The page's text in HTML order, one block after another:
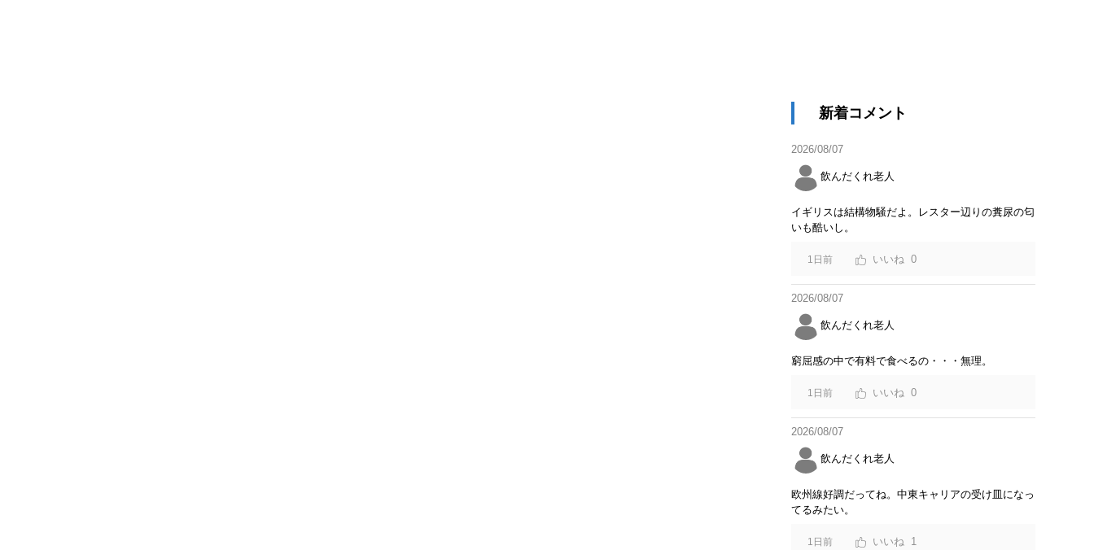
新着コメント
2026/08/07
飲んだくれ老人
イギリスは結構物騒だよ。レスター辺りの糞尿の匂
いも酷いし。
1日前 0
2026/08/07
飲んだくれ老人
窮屈感の中で有料で食べるの・・・無理。
1日前 0
2026/08/07
飲んだくれ老人
欧州線好調だってね。中東キャリアの受け皿になっ
てるみたい。
1日前 1